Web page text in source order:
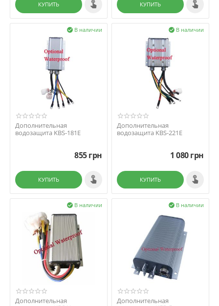
КУПИТЬ КУПИТЬ
В наличии

Дополнительная
водозащита KBS-181E
855грн
КУПИТЬ
В наличии

Дополнительная
водозащита KBS-221E
1 080грн
КУПИТЬ
В наличии

Дополнительная
В наличии

Дополнительная